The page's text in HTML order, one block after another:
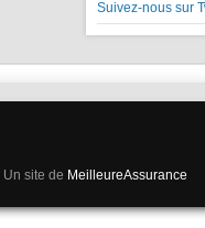
Suivez-nous sur
site de MeilleureAssurance